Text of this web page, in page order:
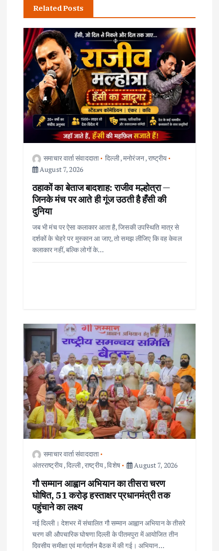
v
g
a
t
Related Posts
समाचार वार्ता संवाददाता दिल्ली,मनोरंजन,राष्ट्रीय
August 7, 2026
ठहाकों का बेताज बादशाह: राजीव मल्होत्रा —
जिनके मंच पर आते ही गूंज उठती है हँसी की
दुनिया
जब भी मंच पर ऐसा कलाकार आता है, जिसकी उपस्थिति मात्र से
दर्शकों के चेहरे पर मुस्कान आ जाए, तो समझ लीजिए कि वह केवल
कलाकार नहीं, बल्कि लोगों के…
समाचार वार्ता संवाददाता
अंतरराष्ट्रीय,दिल्ली,राष्ट्रीय,विशेष August 7, 2026
गौ सम्मान आह्वान अभियान का तीसरा चरण
घोषित, 51 करोड़ हस्ताक्षर प्रधानमंत्री तक
पहुंचाने का लक्ष्य
नई दिल्ली। देशभर में संचालित गौ सम्मान आह्वान अभियान के तीसरे
चरण की औपचारिक घोषणा दिल्ली के पीतमपुरा में आयोजित तीन
दिवसीय समीक्षा एवं मार्गदर्शन बैठक में की गई। अभियान…